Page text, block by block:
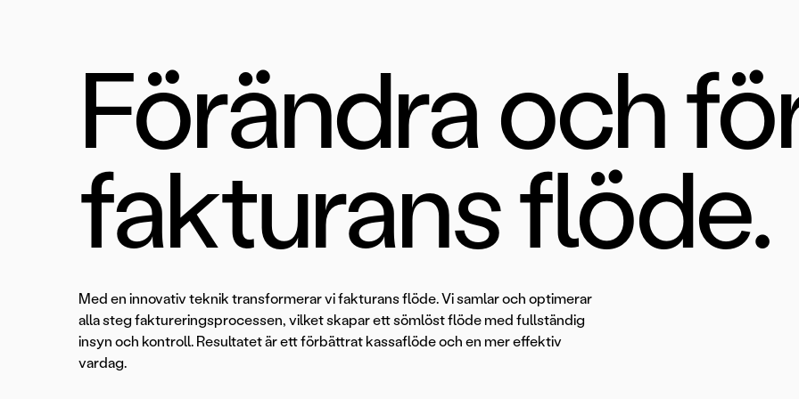
Förändra och
fakturans flöde.
Med en innovativ teknik transformerar vi fakturans flöde. Vi samlar och optimerar
alla steg faktureringsprocessen, vilket skapar ett sömlöst flöde med fullständig
insyn och kontroll. Resultatet är ett förbättrat kassaflöde och en mer effektiv
vardag.